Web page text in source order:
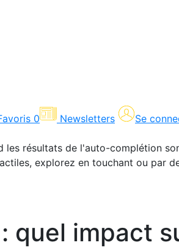
0 Newsletters Se
les résultats de l'auto-complétion
explorez en touchant ou par
quel impact